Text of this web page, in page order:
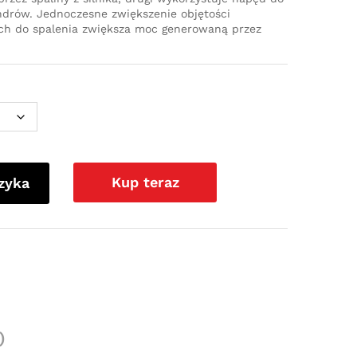
Jednoczesne zwiększenie objętości
do spalenia zwiększa moc generowaną przez
Kup teraz